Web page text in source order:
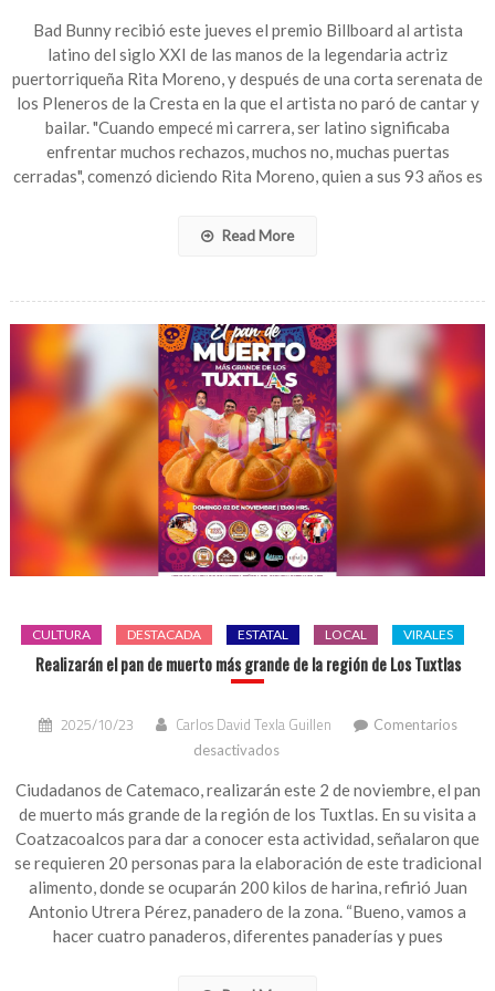
Bunny
recibe
con
“humildad”
el
Billboard
al
artista
siglo
Bad Bunny recibió este jueves el premio Billboard al artista
latino del siglo XXI de las manos de la legendaria actriz
puertorriqueña Rita Moreno, y después de una corta serenata de
los Pleneros de la Cresta en la que el artista no paró de cantar y
bailar. "Cuando empecé mi carrera, ser latino significaba
enfrentar muchos rechazos, muchos no, muchas puertas
cerradas", comenzó diciendo Rita Moreno, quien a sus 93 años es
Read More
CULTURA DESTACADA ESTATAL LOCAL VIRALES
Realizarán el pan de muerto más grande de la región de Los Tuxtlas
2025/10/23 Carlos David Texla Guillen
Comentarios
desactivados
el
pan
de
muerto
más
grande
de
la
Ciudadanos de Catemaco, realizarán este 2 de noviembre, el pan
de muerto más grande de la región de los Tuxtlas. En su visita a
Coatzacoalcos para dar a conocer esta actividad, señalaron que
se requieren 20 personas para la elaboración de este tradicional
alimento, donde se ocuparán 200 kilos de harina, refirió Juan
Antonio Utrera Pérez, panadero de la zona. “Bueno, vamos a
hacer cuatro panaderos, diferentes panaderías y pues